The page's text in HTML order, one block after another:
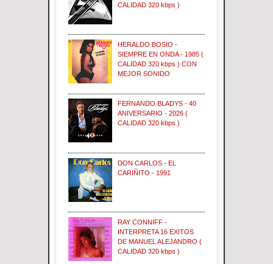
CALIDAD 320 kbps )
HERALDO BOSIO -
SIEMPRE EN ONDA - 1985 (
CALIDAD 320 kbps ) CON
MEJOR SONIDO
FERNANDO BLADYS - 40
ANIVERSARIO - 2026 (
CALIDAD 320 kbps )
DON CARLOS - EL
CARIÑITO - 1991
RAY CONNIFF -
INTERPRETA 16 EXITOS
DE MANUEL ALEJANDRO (
CALIDAD 320 kbps )